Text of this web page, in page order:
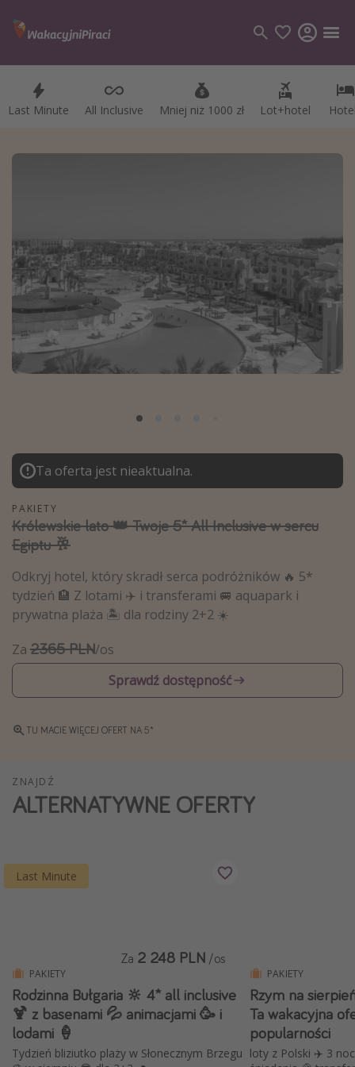
Last Minute All Inclusive Mniej niż 1000 zł Lot+hotel
Last Minute All Inclusive Mniej niż 1000 zł Lot+hotel
Kategorie
Kierunki
Grecja
Egipt
Albania
Malediwy
Azja Południowo-Wschodnia
Tajlandia
Wszystkie kierunki
Rodzaj wyjazdu
Wakacje Last Minute
Wakacje do 1000 PLN
Wakacje z dziećmi
Weekend dla dwojga
Hotele SPA i wellness
Sylwester za granicą
Wszystkie
Newsy, ciekawostki, porady podróżnicze
Najlepsze aplikacje podróżnicze
Kalendarz podróży
Ta oferta jest nieaktualna.
PAKIETY
Królewskie lato 👑 Twoje 5* All Inclusive w sercu
Egiptu 🥂
Odkryj hotel, który skradł serca podróżników 🔥 5*
tydzień 🏨 Z lotami ✈️ i transferami 🚐 aquapark i
prywatna plaża 🏝️ dla rodziny 2+2 ☀️
Za 2365 PLN/os
Sprawdź dostępność
TU MACIE WIĘCEJ OFERT NA 5*
ZNAJDŹ
ALTERNATYWNE OFERTY
Last Minute
PAKIETY
Rodzinna Bułgaria 🔆 4* all inclusive
🍹 z basenami 💦 animacjami 🥳 i
lodami 🍦
Tydzień bliziutko plaży w Słonecznym Brzegu
Za 2 248 PLN /os
PAKIETY
Rzym na
Ta wakacyjna
popularności
loty z Polski ✈️ 3